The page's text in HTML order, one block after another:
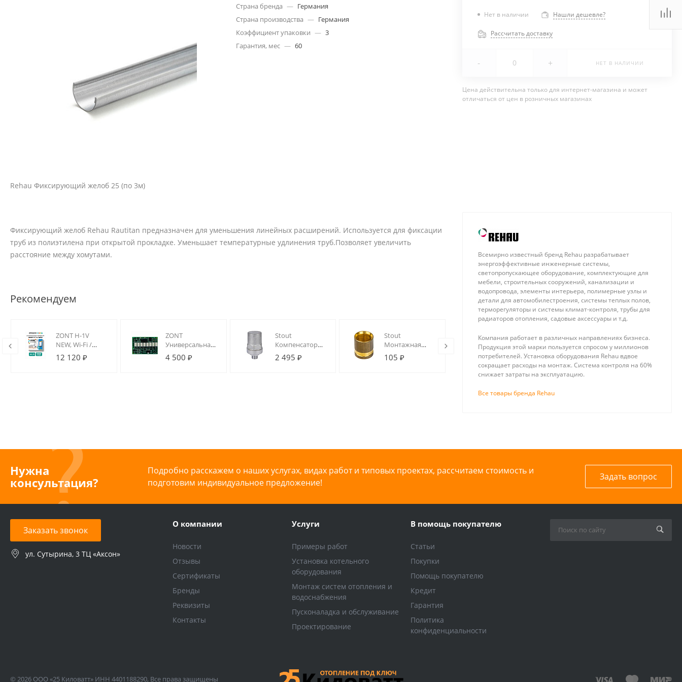
Rehau Фиксирующий желоб 25 (по 3м)
Страна бренда — Германия
Страна производства — Германия
Коэффициент упаковки — 3
Гарантия, мес — 60
Нет в наличии Нашли дешевле?
Рассчитать доставку
- + НЕТ В НАЛИЧИИ
Цена действительна только для интернет-магазина и может
отличаться от цен в розничных магазинах
Фиксирующий желоб Rehau Rautitan предназначен для уменьшения линейных расширений. Используется для фиксации
труб из полиэтилена при открытой прокладке. Уменьшает температурные удлинения труб.Позволяет увеличить
расстояние между хомутами.
Рекомендуем
ZONT H-1V
NEW, Wi-Fi /
GSM термостат
для котлов на
12 120 ₽
ZONT
Универсальная
плата
цифровых шин
4 500 ₽
Stout
Компенсатор
гидроудара,
нар.р., 1/2",
2 495 ₽
Stout
Монтажная
гильза 16 для
труб из
105 ₽
Stout SMS-0917
Коллекторная
группа 08 вых.
из
нержавеющей
стали (с
расходомерами)
22 680 ₽
Stout 1/2
Автоматический
воздухоотводчик,
боковой выпуск
(латунь, уплотн.
699 ₽
Всемирно известный бренд Rehau разрабатывает
энергоэффективные инженерные системы,
светопропускающее оборудование, комплектующие для
мебели, строительных сооружений, канализации и
водопровода, элементы интерьера, полимерные узлы и
детали для автомобилестроения, системы теплых полов,
терморегуляторы и системы климат-контроля, трубы для
радиаторов отопления, садовые аксессуары и т.д.
Компания работает в различных направлениях бизнеса.
Продукция этой марки пользуется спросом у миллионов
потребителей. Установка оборудования Rehau вдвое
сокращает расходы на монтаж. Система контроля на 60%
снижает затраты на эксплуатацию.
Все товары бренда Rehau
Нужна
консультация?
Подробно расскажем о наших услугах, видах работ и типовых проектах, рассчитаем стоимость и
подготовим индивидуальное предложение!
Задать вопрос
Заказать звонок
ул. Сутырина, 3 ТЦ «Аксон»
О компании
Новости
Отзывы
Сертификаты
Бренды
Реквизиты
Контакты
Услуги
Примеры работ
Установка котельного
оборудования
Монтаж систем отопления и
водоснабжения
Пусконаладка и обслуживание
Проектирование
В помощь покупателю
Статьи
Покупки
Помощь покупателю
Кредит
Гарантия
Политика
конфиденциальности
© 2026 ООО «25 Киловатт» ИНН 4401188290, Все права защищены